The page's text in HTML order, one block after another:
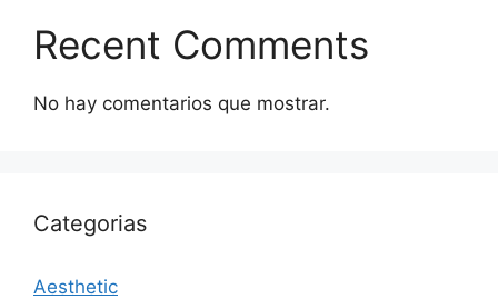
Recent Comments
No hay comentarios que mostrar.
Categorias
Aesthetic